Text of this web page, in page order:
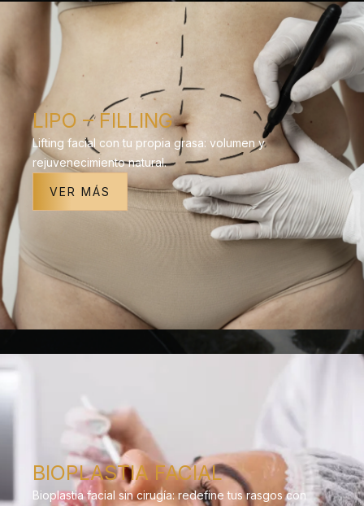
LIPO – FILLING
Lifting facial con tu propia grasa: volumen y
rejuvenecimiento natural.
VER MÁS
BIOPLASTIA FACIAL
Bioplastia facial sin cirugía: redefine tus rasgos con